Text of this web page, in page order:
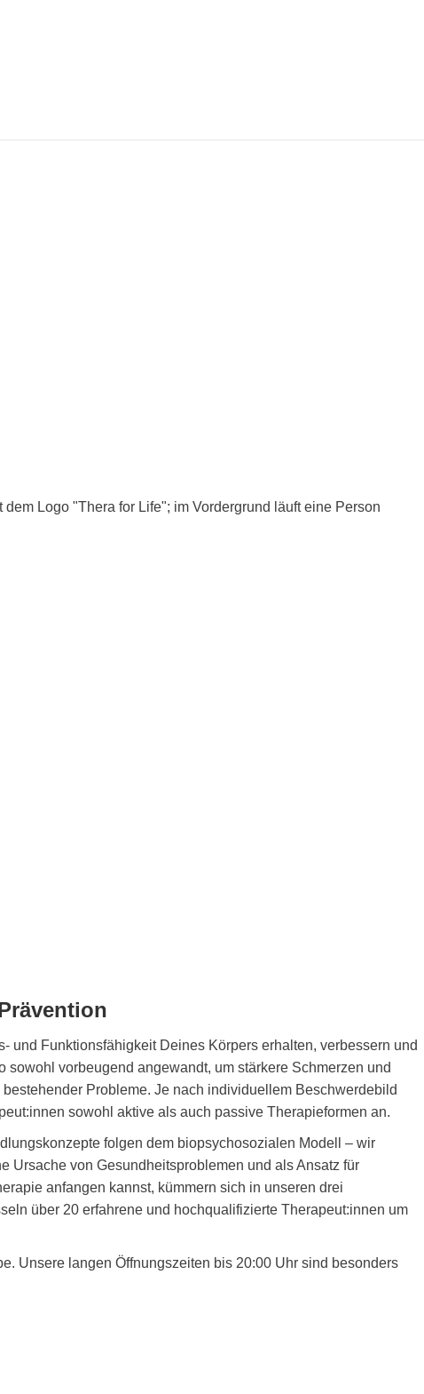
und Funktionsfähigkeit Deines Körpers erhalten, verbessern und
vorbeugend angewandt, um stärkere Schmerzen und
Probleme. Je nach individuellem Beschwerdebild
sowohl aktive als auch passive Therapieformen an.
folgen dem biopsychosozialen Modell – wir
Ursache von Gesundheitsproblemen und als Ansatz für
anfangen kannst, kümmern sich in unseren drei
über 20 erfahrene und hochqualifizierte Therapeut:innen um
Unsere langen Öffnungszeiten bis 20:00 Uhr sind besonders